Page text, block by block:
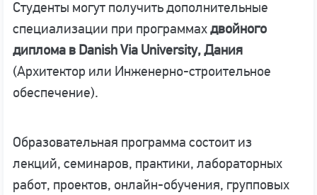
Студенты могут получить дополнительные
специализации при программахдвойного
диплома в Danish Via University, Дания
(Архитектор или Инженерно-строительное
обеспечение).
Образовательная программа состоит из
лекций, семинаров, практики, лабораторных
работ, проектов, онлайн-обучения, групповых